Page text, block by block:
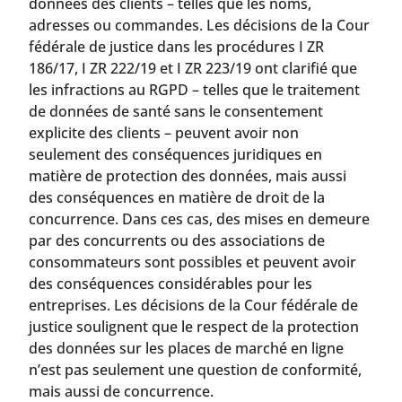
adresses ou commandes. Les décisions de la Cour
fédérale de justice dans les procédures I ZR
186/17, I ZR 222/19 et I ZR 223/19 ont clarifié que
les infractions au RGPD – telles que le traitement
de données de santé sans le consentement
explicite des clients – peuvent avoir non
seulement des conséquences juridiques en
matière de protection des données, mais aussi
des conséquences en matière de droit de la
concurrence. Dans ces cas, des mises en demeure
par des concurrents ou des associations de
consommateurs sont possibles et peuvent avoir
des conséquences considérables pour les
entreprises. Les décisions de la Cour fédérale de
justice soulignent que le respect de la protection
des données sur les places de marché en ligne
n’est pas seulement une question de conformité,
mais aussi de concurrence.